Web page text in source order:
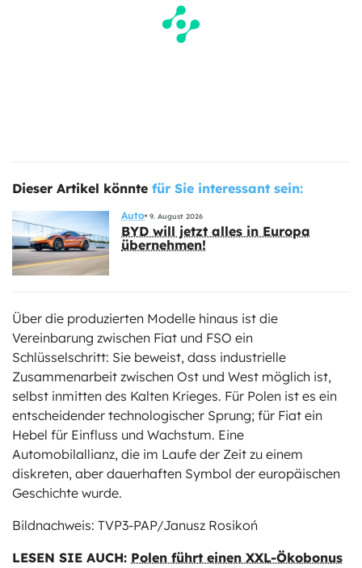
Dieser Artikel könnte für Sie interessant sein:
Auto 9. August 2026
BYD will jetzt alles in Europa
übernehmen!
Über die produzierten Modelle hinaus ist die
Vereinbarung zwischen Fiat und FSO ein
Schlüsselschritt: Sie beweist, dass industrielle
Zusammenarbeit zwischen Ost und West möglich ist,
selbst inmitten des Kalten Krieges. Für Polen ist es ein
entscheidender technologischer Sprung; für Fiat ein
Hebel für Einfluss und Wachstum. Eine
Automobilallianz, die im Laufe der Zeit zu einem
diskreten, aber dauerhaften Symbol der europäischen
Geschichte wurde.
Bildnachweis: TVP3-PAP/Janusz Rosikoń
LESEN SIE AUCH: Polen führt einen XXL-Ökobonus